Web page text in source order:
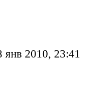
янв 2010, 23:41